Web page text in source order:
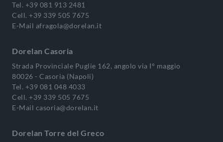
Tel. +39 081 913 2481
Cell. +39 339 505 7675
E-Mail afragola@dorelan.it
Dorelan Casoria
Strada Provinciale Puglie 162, angolo via I° maggio
80026 - Casoria (Napoli)
Tel. +39 081 048 4033
Cell. +39 339 505 7675
E-Mail casoria@dorelan.it
Dorelan Torre del Greco